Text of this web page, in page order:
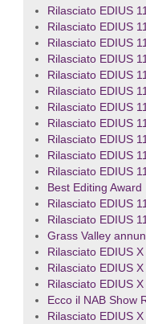
Rilasciato EDIUS
Rilasciato EDIUS
Rilasciato EDIUS
Rilasciato EDIUS
Rilasciato EDIUS
Rilasciato EDIUS
Rilasciato EDIUS
Rilasciato EDIUS
Rilasciato EDIUS
Rilasciato EDIUS
Rilasciato EDIUS
Best Editing Award
Rilasciato EDIUS
Rilasciato EDIUS
Grass Valley
Rilasciato EDIUS
Rilasciato EDIUS
Rilasciato EDIUS
Ecco il NAB Show
Rilasciato EDIUS